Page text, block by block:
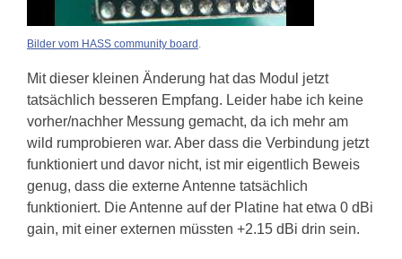
Bilder vom HASS community board .
Mit dieser kleinen Änderung hat das Modul jetzt
tatsächlich besseren Empfang. Leider habe ich keine
vorher/nachher Messung gemacht, da ich mehr am
wild rumprobieren war. Aber dass die Verbindung jetzt
funktioniert und davor nicht, ist mir eigentlich Beweis
genug, dass die externe Antenne tatsächlich
funktioniert. Die Antenne auf der Platine hat etwa 0 dBi
gain, mit einer externen müssten +2.15 dBi drin sein.